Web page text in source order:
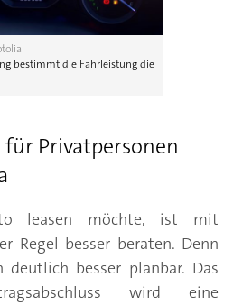
bestimmt die Fahrleistung die
Privatpersonen
leasen möchte, ist mit
Regel besser beraten. Denn
besser planbar. Das
wird eine